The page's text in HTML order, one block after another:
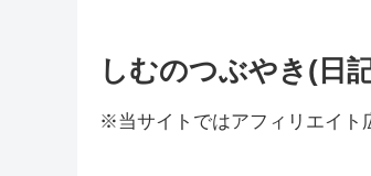
しむのつぶやき(日
※当サイトではアフィリエイト